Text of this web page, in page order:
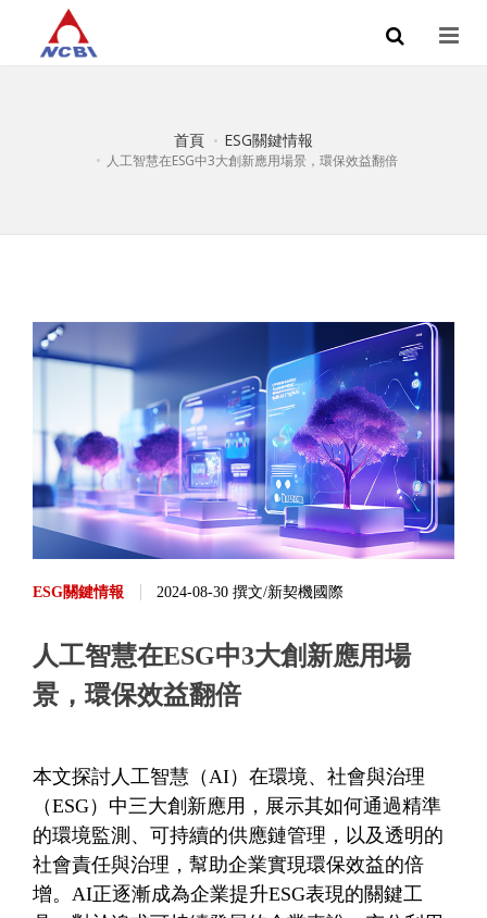
首頁 ESG關鍵情報
人工智慧在ESG中3大創新應用場景，環保效益翻倍
ESG關鍵情報 2024-08-30 撰文/新契機國際
人工智慧在ESG中3大創新應用場
景，環保效益翻倍
本文探討人工智慧（AI）在環境、社會與治理
（ESG）中三大創新應用，展示其如何通過精準
的環境監測、可持續的供應鏈管理，以及透明的
社會責任與治理，幫助企業實現環保效益的倍
增。AI正逐漸成為企業提升ESG表現的關鍵工